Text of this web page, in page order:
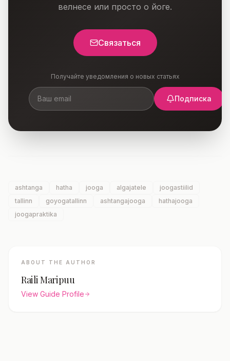
велнесе или просто о йоге.
Связаться
Получайте уведомления о новых статьях
Подписка
ashtanga hatha jooga algajatele
joogastiilid
tallinn
goyogatallinn ashtangajooga
hathajooga
joogapraktika
ABOUT THE AUTHOR
Raili Maripuu
View Guide Profile